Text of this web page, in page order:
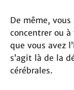
De même,
concentrer ou
que vous avez
s’agit là de la
cérébrales.